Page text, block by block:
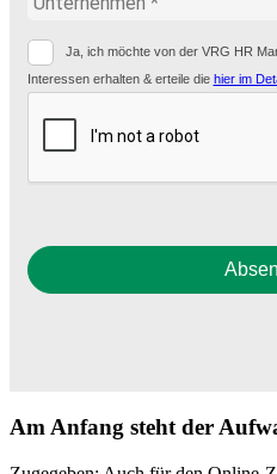
Am Anfang steht der